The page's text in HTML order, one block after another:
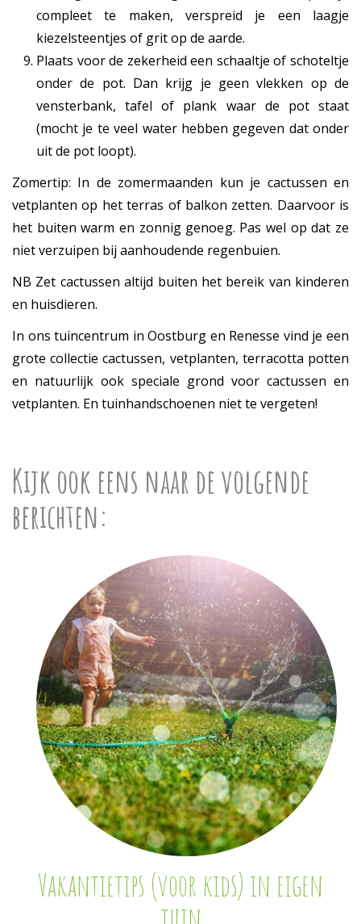
compleet te maken, verspreid je een laagje
kiezelsteentjes of grit op de aarde.
Plaats voor de zekerheid een schaaltje of schoteltje
onder de pot. Dan krijg je geen vlekken op de
vensterbank, tafel of plank waar de pot staat
(mocht je te veel water hebben gegeven dat onder
uit de pot loopt).
Zomertip: In de zomermaanden kun je cactussen en
vetplanten op het terras of balkon zetten. Daarvoor is
het buiten warm en zonnig genoeg. Pas wel op dat ze
niet verzuipen bij aanhoudende regenbuien.
NB Zet cactussen altijd buiten het bereik van kinderen
en huisdieren.
In ons tuincentrum in Oostburg en Renesse vind je een
grote collectie cactussen, vetplanten, terracotta potten
en natuurlijk ook speciale grond voor cactussen en
vetplanten. En tuinhandschoenen niet te vergeten!
Kijk ook eens naar de volgende
berichten:
Vakantietips (voor kids) in eigen